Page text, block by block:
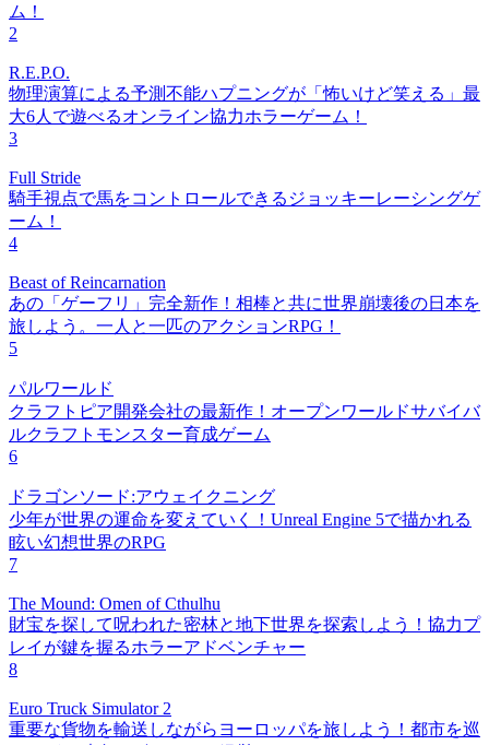
ム！
2
R.E.P.O.
物理演算による予測不能ハプニングが「怖いけど笑える」最
大6人で遊べるオンライン協力ホラーゲーム！
3
Full Stride
騎手視点で馬をコントロールできるジョッキーレーシングゲ
ーム！
4
Beast of Reincarnation
あの「ゲーフリ」完全新作！相棒と共に世界崩壊後の日本を
旅しよう。一人と一匹のアクションRPG！
5
パルワールド
クラフトピア開発会社の最新作！オープンワールドサバイバ
ルクラフトモンスター育成ゲーム
6
ドラゴンソード:アウェイクニング
少年が世界の運命を変えていく！Unreal Engine 5で描かれる
眩い幻想世界のRPG
7
The Mound: Omen of Cthulhu
財宝を探して呪われた密林と地下世界を探索しよう！協力プ
レイが鍵を握るホラーアドベンチャー
8
Euro Truck Simulator 2
重要な貨物を輸送しながらヨーロッパを旅しよう！都市を巡